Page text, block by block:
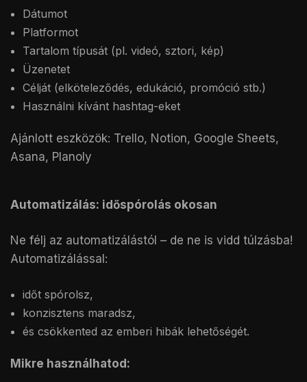
Dátumot
Platformot
Tartalom típusát (pl. videó, sztori, kép)
Üzenetet
Célját (elköteleződés, edukáció, promóció stb.)
Használni kívánt hashtag-eket
Ajánlott eszközök: Trello, Notion, Google Sheets,
Asana, Planoly
Automatizálás: időspórolás okosan
Ne félj az automatizálástól – de ne is vidd túlzásba!
Automatizálással:
időt spórolsz,
konzisztens maradsz,
és csökkented az emberi hibák lehetőségét.
Mikre használhatod: